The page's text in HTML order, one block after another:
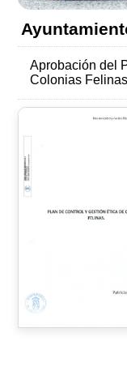
Aprobación del
Colonias